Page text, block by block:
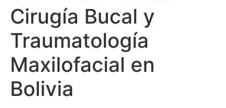
Cirugía Bucal y
Traumatología
Maxilofacial en
Bolivia